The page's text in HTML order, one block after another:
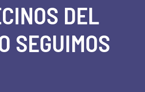
DEL
SEGUIMOS